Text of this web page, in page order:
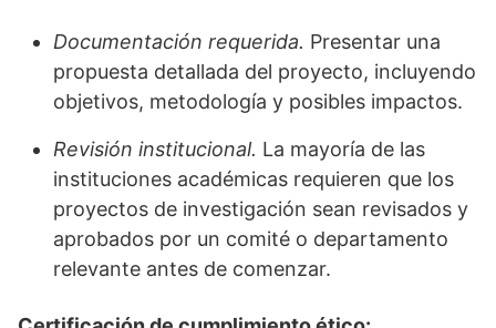
Documentación requerida. Presentar una
propuesta detallada del proyecto, incluyendo
objetivos, metodología y posibles impactos.
Revisión institucional. La mayoría de las
instituciones académicas requieren que los
proyectos de investigación sean revisados y
aprobados por un comité o departamento
relevante antes de comenzar.